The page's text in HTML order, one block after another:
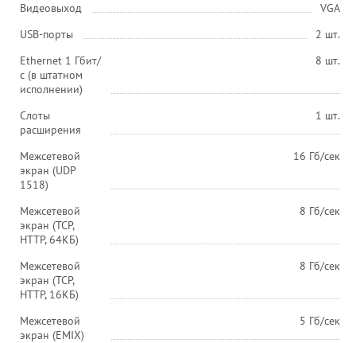
Видеовыход
VGA
USB-порты
2 шт.
Ethernet 1 Гбит/
с (в штатном
исполнении)
8 шт.
Слоты
расширения
1 шт.
Межсетевой
экран (UDP
1518)
16 Гб/сек
Межсетевой
экран (TCP,
HTTP, 64КБ)
8 Гб/сек
Межсетевой
экран (TCP,
HTTP, 16КБ)
8 Гб/сек
Межсетевой
экран (EMIX)
5 Гб/сек